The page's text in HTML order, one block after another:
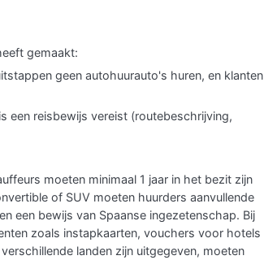
gemaakt:
geen autohuurauto's huren, en klanten
een reisbewijs vereist (routebeschrijving,
moeten minimaal 1 jaar in het bezit zijn
of SUV moeten huurders aanvullende
een bewijs van Spaanse ingezetenschap. Bij
zoals instapkaarten, vouchers voor hotels
landen zijn uitgegeven, moeten